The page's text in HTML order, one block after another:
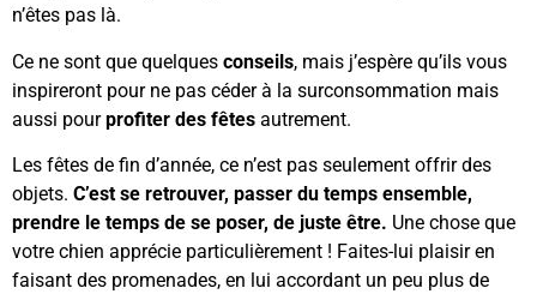
n’êtes pas là.
Ce ne sont que quelques conseils, mais j’espère qu’ils vous
inspireront pour ne pas céder à la surconsommation mais
aussi pourprofiter des fêtes autrement.
Les fêtes de fin d’année, ce n’est pas seulement offrir des
objets. C’est se retrouver, passer du temps ensemble,
prendre le temps de se poser, de juste être. Une chose que
votre chien apprécie particulièrement ! Faites-lui plaisir en
faisant des promenades, en lui accordant un peu plus de